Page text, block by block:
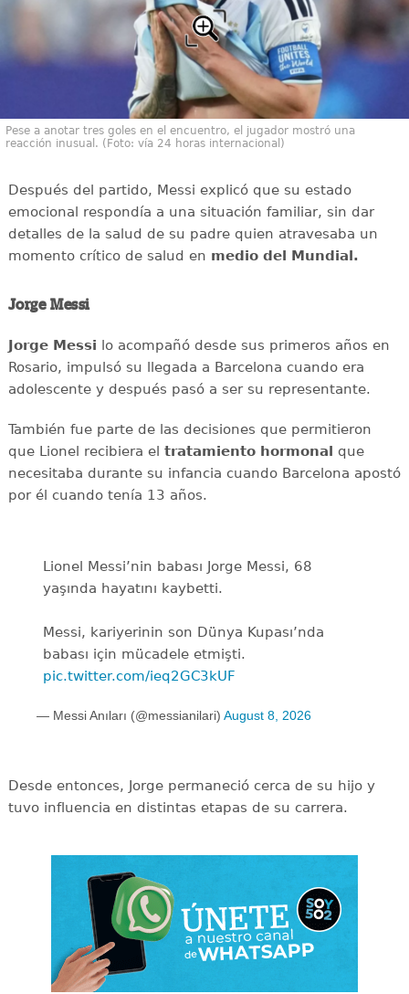
Pese a anotar tres goles en el encuentro, el jugador mostró una
reacción inusual. (Foto: vía 24 horas internacional)
Después del partido, Messi explicó que su estado
emocional respondía a una situación familiar, sin dar
detalles de la salud de su padre quien atravesaba un
momento crítico de salud en medio del Mundial.
Jorge Messi
Jorge Messi lo acompañó desde sus primeros años en
Rosario, impulsó su llegada a Barcelona cuando era
adolescente y después pasó a ser su representante.
También fue parte de las decisiones que permitieron
que Lionel recibiera el tratamiento hormonal
que
necesitaba durante su infancia cuando Barcelona apostó
por él cuando tenía 13 años.
Lionel Messi’nin babası Jorge Messi, 68
yaşında hayatını kaybetti.
Messi, kariyerinin son Dünya Kupası’nda
babası için mücadele etmişti.
pic.twitter.com/ieq2GC3kUF
— Messi Anıları (@messianilari) August 8, 2026
Desde entonces, Jorge permaneció cerca de su hijo y
tuvo influencia en distintas etapas de su carrera.